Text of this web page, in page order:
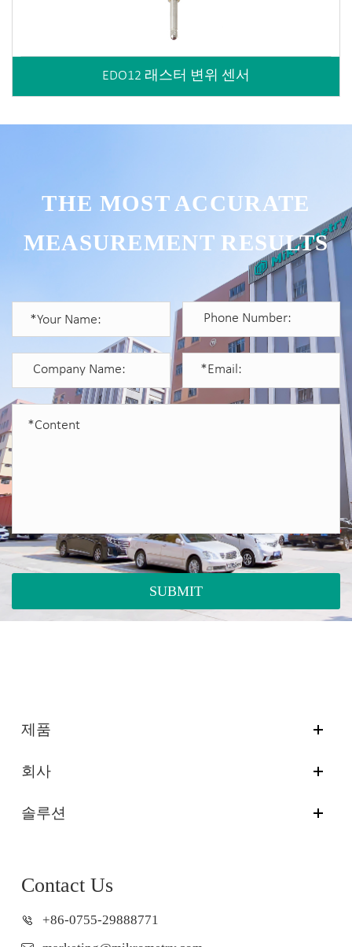
EDO12 래스터 변위 센서
THE MOST ACCURATE
MEASUREMENT RESULTS
SUBMIT
제품
회사
솔루션
Contact Us
+86-0755-29888771